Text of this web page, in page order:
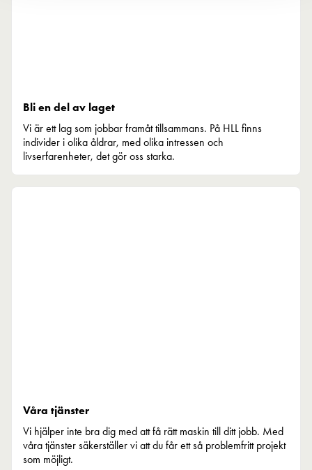
Bli en del av laget
Vi är ett lag som jobbar framåt tillsammans. På HLL finns
individer i olika åldrar, med olika intressen och
livserfarenheter, det gör oss starka.
Våra tjänster
Vi hjälper inte bra dig med att få rätt maskin till ditt jobb. Med
våra tjänster säkerställer vi att du får ett så problemfritt projekt
som möjligt.